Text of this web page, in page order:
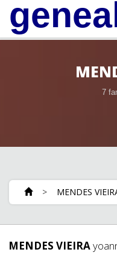
7
> MENDES
MENDES VIEIRA